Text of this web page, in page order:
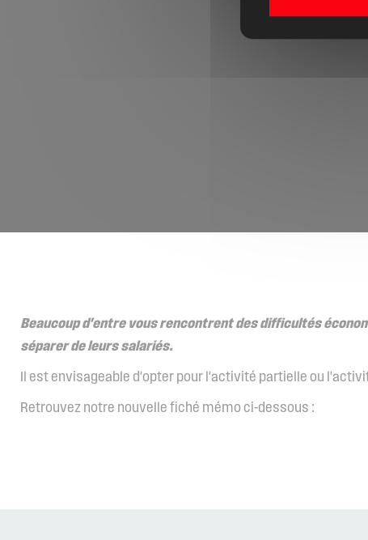
Boutique
Beaucoup d'entre vous rencontrent des difficultés
séparer de leurs salariés.
Il est envisageable d'opter pour l'activité partielle ou
Retrouvez notre nouvelle fiché mémo ci-dessous :